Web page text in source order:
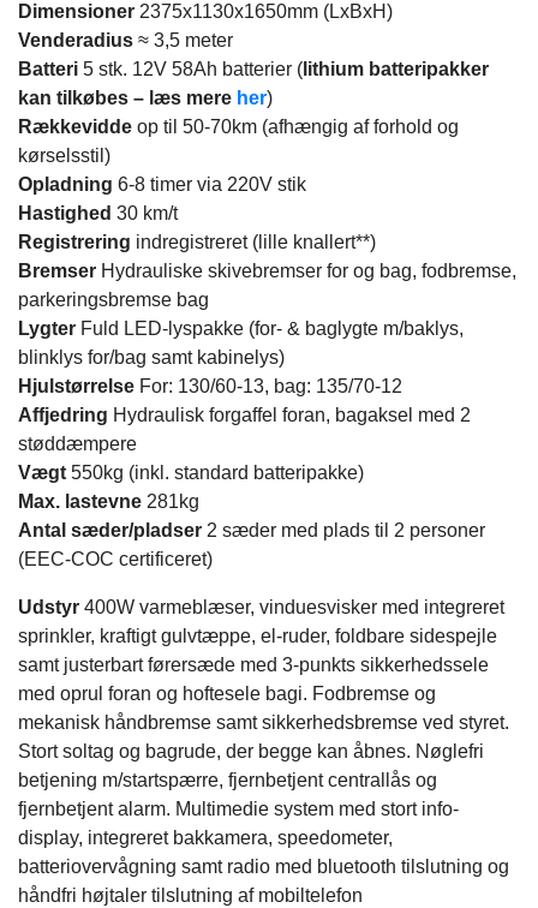
Dimensioner 2375x1130x1650mm (LxBxH)
Venderadius ≈ 3,5 meter
Batteri 5 stk. 12V 58Ah batterier ( lithium batteripakker
kan tilkøbes – læs mere her)
Rækkevidde op til 50-70km (afhængig af forhold og
kørselsstil)
Opladning 6-8 timer via 220V stik
Hastighed 30 km/t
Registrering indregistreret (lille knallert**)
Bremser Hydrauliske skivebremser for og bag, fodbremse,
parkeringsbremse bag
Lygter Fuld LED-lyspakke (for- & baglygte m/baklys,
blinklys for/bag samt kabinelys)
Hjulstørrelse For: 130/60-13, bag: 135/70-12
Affjedring Hydraulisk forgaffel foran, bagaksel med 2
støddæmpere
Vægt 550kg (inkl. standard batteripakke)
Max. lastevne 281kg
Antal sæder/pladser 2 sæder med plads til 2 personer
(EEC-COC certificeret)
Udstyr 400W varmeblæser, vinduesvisker med integreret
sprinkler, kraftigt gulvtæppe, el-ruder, foldbare sidespejle
samt justerbart førersæde med 3-punkts sikkerhedssele
med oprul foran og hoftesele bagi. Fodbremse og
mekanisk håndbremse samt sikkerhedsbremse ved styret.
Stort soltag og bagrude, der begge kan åbnes. Nøglefri
betjening m/startspærre, fjernbetjent centrallås og
fjernbetjent alarm. Multimedie system med stort info-
display, integreret bakkamera, speedometer,
batteriovervågning samt radio med bluetooth tilslutning og
håndfri højtaler tilslutning af mobiltelefon